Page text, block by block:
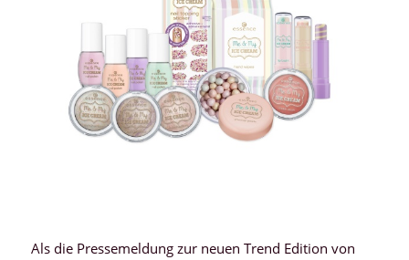
Als die Pressemeldung zur neuen Trend Edition von